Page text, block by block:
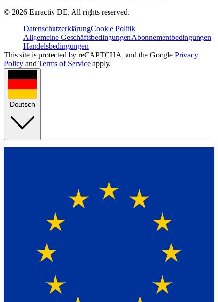
© 2026 Euractiv DE. All rights reserved.
DatenschutzerklärungCookie Politik
Allgemeine GeschäftsbedingungenAbonnementbedingungen
Handelsbedingungen
This site is protected by reCAPTCHA, and the Google Privacy
Policy and Terms of Service apply.
Deutsch